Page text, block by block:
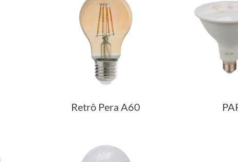
Retrô Pera A60